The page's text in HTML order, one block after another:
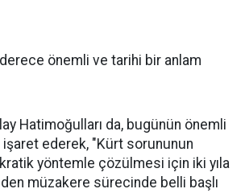
önemli ve tarihi bir anlam
Hatimoğulları da, bugünün önemli
ederek, "Kürt sorununun
yöntemle çözülmesi için iki yıla
müzakere sürecinde belli başlı